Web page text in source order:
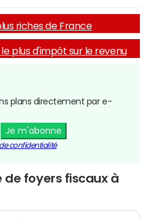
riches de France
le plus d'impôt sur le revenu
plans directement par e-
Je m'abonne
confidentialité
de foyers fiscaux à